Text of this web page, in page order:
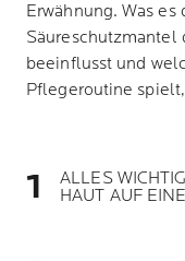
Erwähnung. Was
Säureschutzmantel
beeinflusst und
Pflegeroutine
ALLES
HAUT AUF